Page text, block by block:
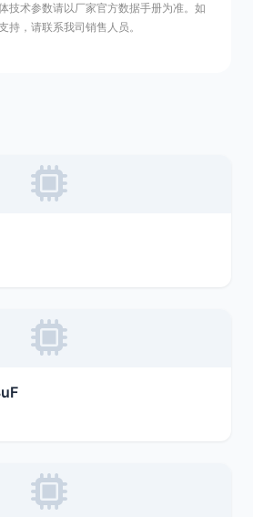
技术参数请以厂家官方数据手册为准。如
持，请联系我司销售人员。